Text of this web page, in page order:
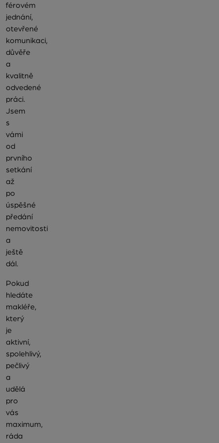
férovém
jednání,
otevřené
komunikaci,
důvěře
a
kvalitně
odvedené
práci.
Jsem
s
vámi
od
prvního
setkání
až
po
úspěšné
předání
nemovitosti
a
ještě
dál.
Pokud
hledáte
makléře,
který
je
aktivní,
spolehlivý,
pečlivý
a
udělá
pro
vás
maximum,
ráda